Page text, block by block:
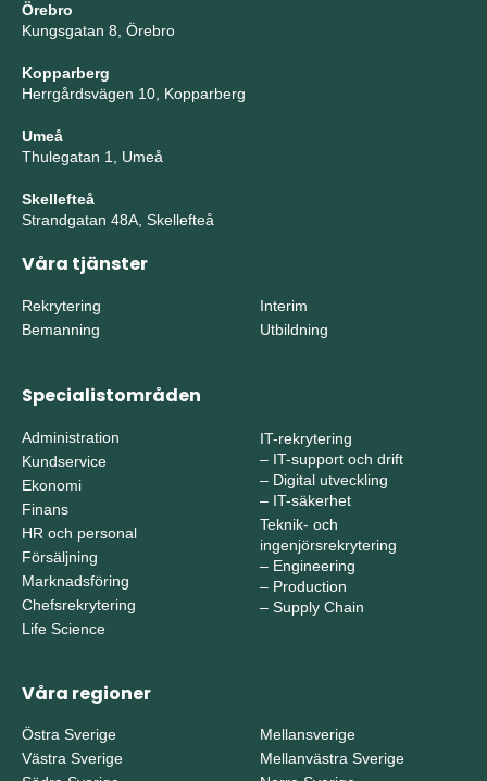
Örebro
Kungsgatan 8, Örebro
Kopparberg
Herrgårdsvägen 10, Kopparberg
Umeå
Thulegatan 1, Umeå
Skellefteå
Strandgatan 48A, Skellefteå
Våra tjänster
Rekrytering
Bemanning
Interim
Utbildning
Specialistområden
Administration
Kundservice
Ekonomi
Finans
HR och personal
Försäljning
Marknadsföring
Chefsrekrytering
Life Science
IT-rekrytering
– IT-support och drift
– Digital utveckling
– IT-säkerhet
Teknik- och
ingenjörsrekrytering
– Engineering
– Production
– Supply Chain
Våra regioner
Östra Sverige
Västra Sverige
Mellansverige
Mellanvästra Sverige